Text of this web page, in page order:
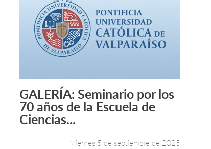
Leer más +
GALERÍA: Seminario por los
70 años de la Escuela de
Ciencias...
Viernes 5 de septiembre de 2025